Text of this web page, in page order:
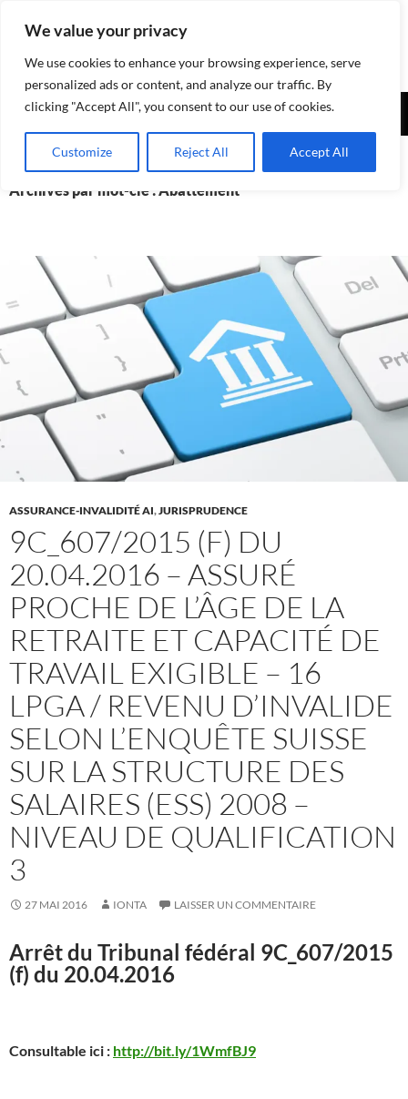
We value your privacy
We use cookies to enhance your browsing experience, serve
personalized ads or content, and analyze our traffic. By
clicking "Accept All", you consent to our use of cookies.
Customize Reject All Accept All
Assurances-sociales.info
Recherche
Archives par mot-clé : Abattement
ASSURANCE-INVALIDITÉ AI,JURISPRUDENCE
9C_607/2015 (F) DU
20.04.2016 – ASSURÉ
PROCHE DE L’ÂGE DE LA
RETRAITE ET CAPACITÉ DE
TRAVAIL EXIGIBLE – 16
LPGA / REVENU D’INVALIDE
SELON L’ENQUÊTE SUISSE
SUR LA STRUCTURE DES
SALAIRES (ESS) 2008 –
NIVEAU DE QUALIFICATION
3
27 MAI 2016 IONTA LAISSER UN COMMENTAIRE
Arrêt du Tribunal fédéral 9C_607/2015
(f) du 20.04.2016
Consultable ici : http://bit.ly/1WmfBJ9